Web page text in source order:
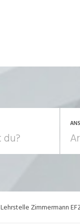
Temporär
Consulting, Human
Lehrstelle Zimmermann